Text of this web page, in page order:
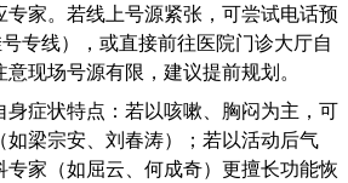
家。若线上号源紧张，可尝试电话预
专线），或直接前往医院门诊大厅自
现场号源有限，建议提前规划。
症状特点：若以咳嗽、胸闷为主，可
梁宗安、刘春涛）；若以活动后气
家（如屈云、何成奇）更擅长功能恢